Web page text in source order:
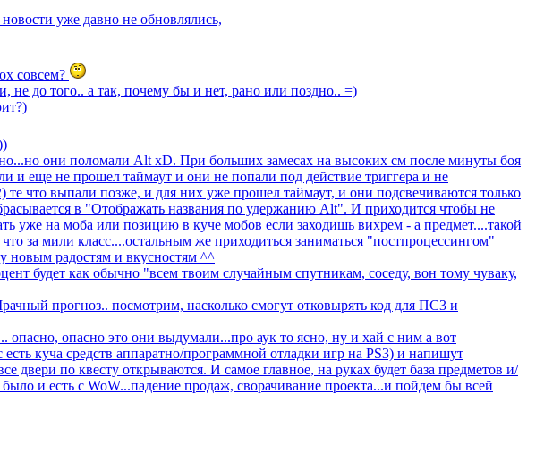
уже давно не обновлялись,
совсем?
не до того.. а так, почему бы и нет, рано или поздно.. =)
они поломали Alt xD. При больших замесах на высоких см после минуты боя
и еще не прошел таймаут и они не попали под действие триггера и не
что выпали позже, и для них уже прошел таймаут, и они подсвечиваются только
в "Отображать названия по удержанию Alt". И приходится чтобы не
уже на моба или позицию в куче мобов если заходишь вихрем - а предмет....такой
за мили класс....остальным же приходиться заниматься "постпроцессингом"
новым радостям и вкусностям ^^
будет как обычно "всем твоим случайным спутникам, соседу, вон тому чуваку,
прогноз.. посмотрим, насколько смогут отковырять код для ПС3 и
опасно, опасно это они выдумали...про аук то ясно, ну и хай с ним а вот
куча средств аппаратно/программной отладки игр на PS3) и напишут
двери по квесту открываются. И самое главное, на руках будет база предметов и/
и есть с WoW...падение продаж, сворачивание проекта...и пойдем бы всей